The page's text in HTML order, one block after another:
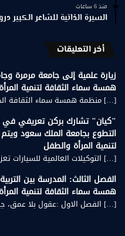
منذ 6 ساعات
السيرة الذاتية للشاعر
أخر التعليقات
همسة سماء الثقافة لتنمية
[…] منظمة همسة سماء الثقافة
"كيان" تشارك بركن تعريفي في
التطوع بجامعة الملك سعود
لتنمية المرأة والطفل
[…] التوكيلات العالمية للسيارات
الفصل الثالث: المدرسة بين
همسة سماء الثقافة لتنمية
[…] الفصل الاول :عقول بلا عمق،